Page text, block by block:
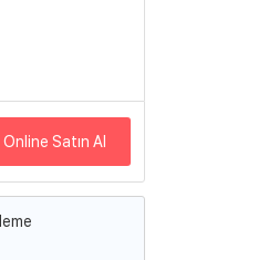
Online Satın Al